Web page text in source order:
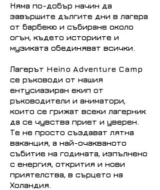
Няма по-добър начин да
завършите дългите дни в лагера
от барбекю и събиране около
огън, където историите и
музиката обединяват всички.
Лагерът Heino Adventure Camp
се ръководи от нашия
ентусиазиран екип от
ръководители и аниматори,
които се грижат всеки лагерник
да се чувства приет и уверен.
Те не просто създават лятна
ваканция, а най-очакваното
събитие на годината, изпълнено
с енергия, открития и нови
приятелства, в сърцето на
Холандия.